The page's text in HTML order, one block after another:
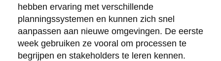
hebben ervaring met verschillende
planningssystemen en kunnen zich snel
aanpassen aan nieuwe omgevingen. De eerste
week gebruiken ze vooral om processen te
begrijpen en stakeholders te leren kennen.